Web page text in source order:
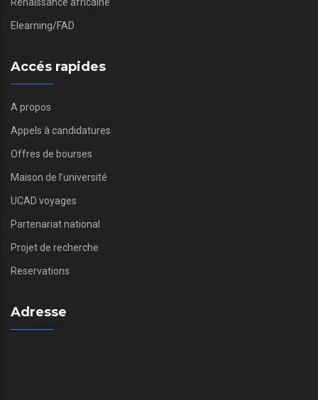
Elearning/FAD
Accés rapides
A propos
Appels à candidatures
Offres de bourses
Maison de l’université
UCAD voyages
Partenariat national
Projet de recherche
Reservations
Adresse